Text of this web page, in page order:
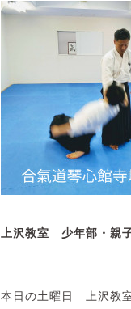
上沢教室 少年部・
本日の土曜日 上沢教